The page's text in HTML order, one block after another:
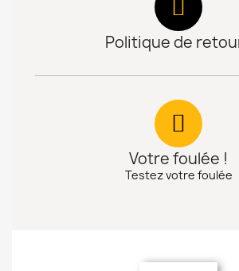
Politique de
Votre foulée !
Testez votre foulée